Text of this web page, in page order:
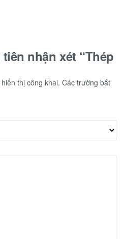
nhận xét “Thép
thị công khai. Các trường bắt